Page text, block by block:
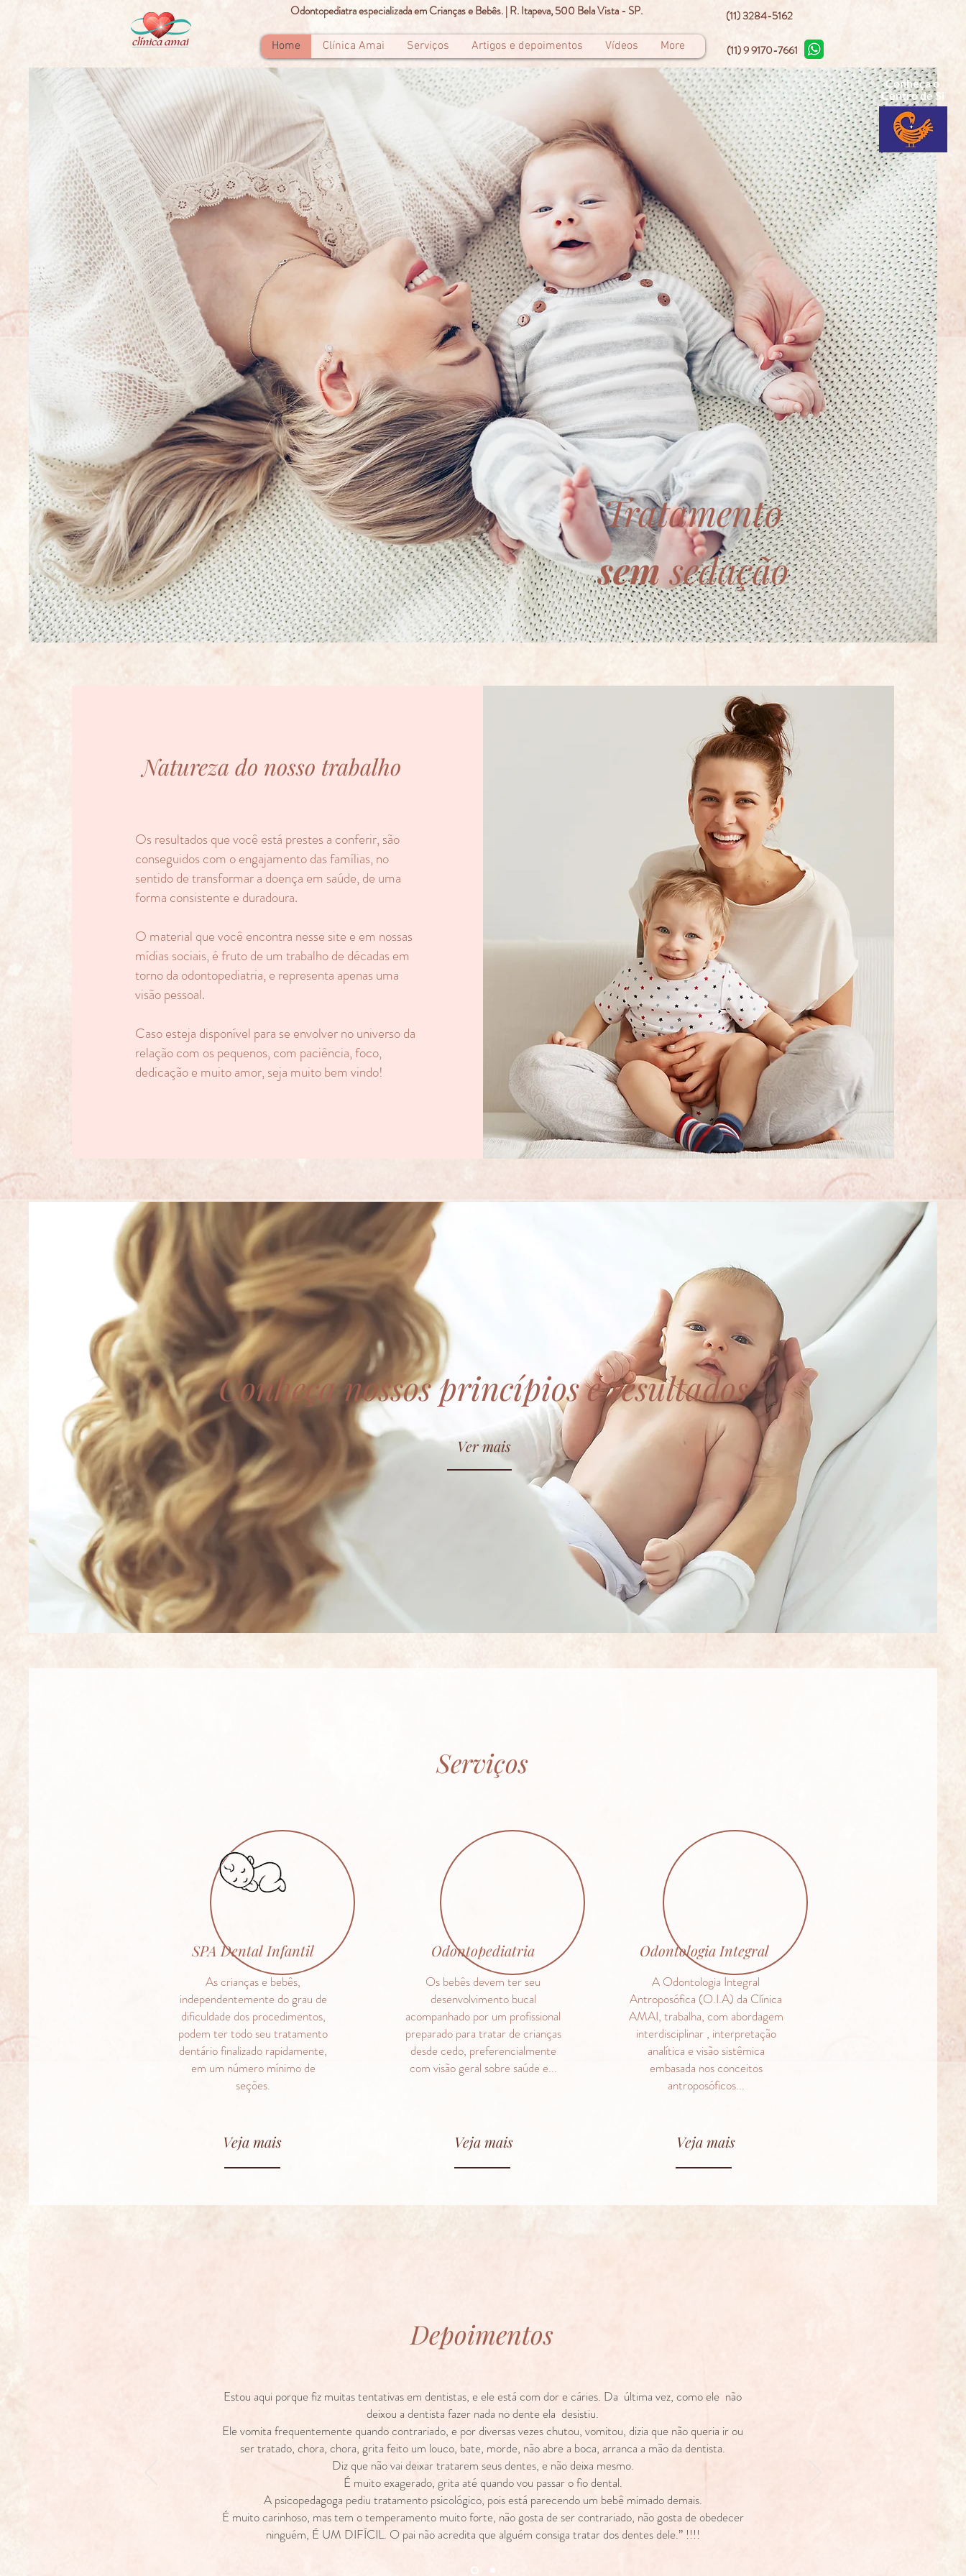
Odontopediatra especializada em Crianças e Bebês. | R. Itapeva, 500 Bela Vista - SP.
Home Clínica Amai Serviços Artigos e depoimentos Vídeos More
(11) 3284-5162
(11) 9 9170-7661
Conheça o
Centro de Si
Tratamento
semsedação
Natureza do nosso trabalho
Os resultados que você está prestes a conferir, são
conseguidos com o engajamento das famílias, no
sentido de transformar a doença em saúde, de uma
forma consistente e duradoura.
O material que você encontra nesse site e em nossas
mídias sociais, é fruto de um trabalho de décadas em
torno da odontopediatria, e representa apenas uma
visão pessoal.
Caso esteja disponível para se envolver no universo da
relação com os pequenos, com paciência, foco,
dedicação e muito amor, seja muito bem vindo!
Conheça nossos princípios e resultados
Ver mais
Serviços
SPA Dental Infantil
As crianças e bebês,
independentemente do grau de
dificuldade dos procedimentos,
podem ter todo seu tratamento
dentário finalizado rapidamente,
em um número mínimo de
seções.
Veja mais
Odontopediatria
Os bebês devem ter seu
desenvolvimento bucal
acompanhado por um profissional
preparado para tratar de crianças
desde cedo, preferencialmente
com visão geral sobre saúde e...
Veja mais
Odontologia Integral
A Odontologia Integral
Antroposófica (O.I.A) da Clínica
AMAI, trabalha, com abordagem
interdisciplinar , interpretação
analítica e visão sistêmica
embasada nos conceitos
antroposóficos...
Veja mais
Depoimentos
Estou aqui porque fiz muitas tentativas em dentistas, e ele está com dor e cáries. Da última vez, como ele não
deixou a dentista fazer nada no dente ela desistiu.
Ele vomita frequentemente quando contrariado, e por diversas vezes chutou, vomitou, dizia que não queria ir ou
ser tratado, chora, chora, grita feito um louco, bate, morde, não abre a boca, arranca a mão da dentista.
Diz que não vai deixar tratarem seus dentes, e não deixa mesmo.
É muito exagerado, grita até quando vou passar o fio dental.
A psicopedagoga pediu tratamento psicológico, pois está parecendo um bebê mimado demais.
É muito carinhoso, mas tem o temperamento muito forte, não gosta de ser contrariado, não gosta de obedecer
ninguém, É UM DIFÍCIL. O pai não acredita que alguém consiga tratar dos dentes dele.” !!!!